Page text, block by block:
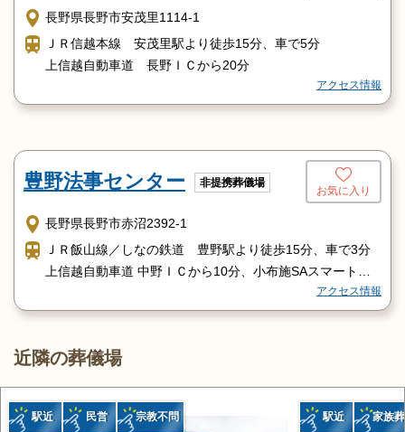
長野県長野市安茂里1114-1
ＪＲ信越本線 安茂里駅より徒歩15分、車で5分
上信越自動車道 長野ＩＣから20分
アクセス情報
豊野法事センター 非提携葬儀場
お気に入り
長野県長野市赤沼2392-1
ＪＲ飯山線／しなの鉄道 豊野駅より徒歩15分、車で3分
上信越自動車道 中野ＩＣから10分、小布施SAスマートＩ
アクセス情報
近隣の葬儀場
駅近 民営 宗教不問 駅近 家族葬